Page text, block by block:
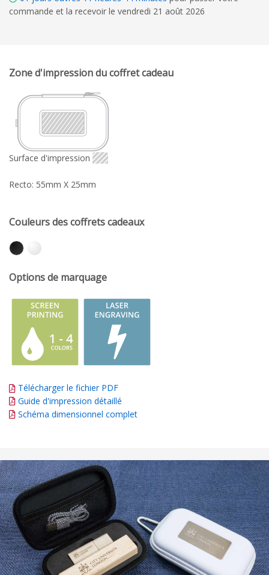
commande et la recevoir le vendredi 21 août 2026
Zone d'impression du coffret cadeau
Surface d'impression
Recto: 55mm X 25mm
Couleurs des coffrets cadeaux
Options de marquage
Télécharger le fichier PDF
Guide d'impression détaillé
Schéma dimensionnel complet